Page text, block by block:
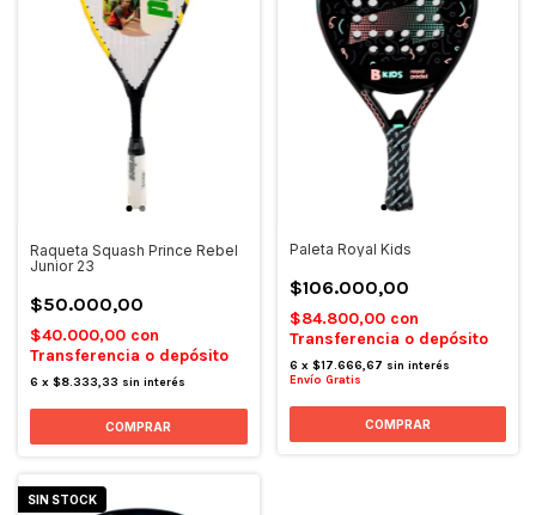
Raqueta Squash Prince Rebel
Junior 23
$50.000,00
$40.000,00 con
Transferencia o depósito
6 x $8.333,33 sin interés
Paleta Royal Kids
$106.000,00
$84.800,00 con
Transferencia o depósito
6 x $17.666,67 sin interés
Envío Gratis
COMPRAR
SIN STOCK